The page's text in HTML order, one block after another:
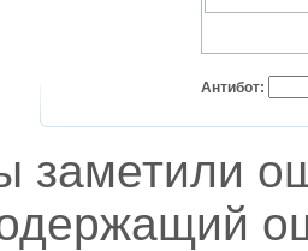
Антибот:
заметили